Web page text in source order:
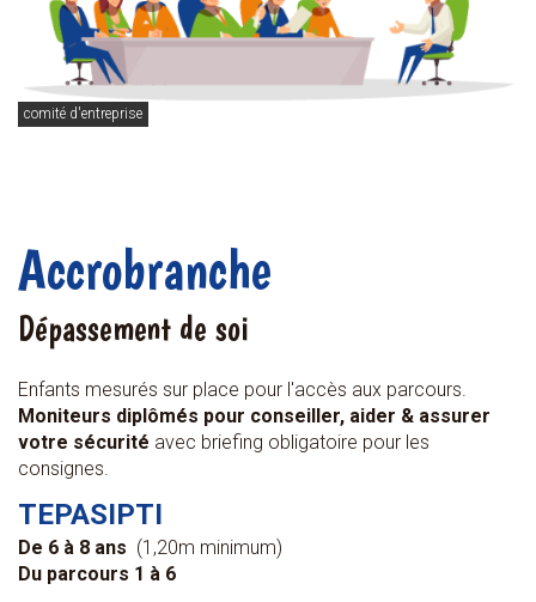
comité d'entreprise
Accrobranche
Dépassement de soi
Enfants mesurés sur place pour l'accès aux parcours.
Moniteurs diplômés pour conseiller, aider & assurer
votre sécurité avec briefing obligatoire pour les
consignes.
TEPASIPTI
De 6 à 8 ans (1,20m minimum)
Du parcours 1 à 6